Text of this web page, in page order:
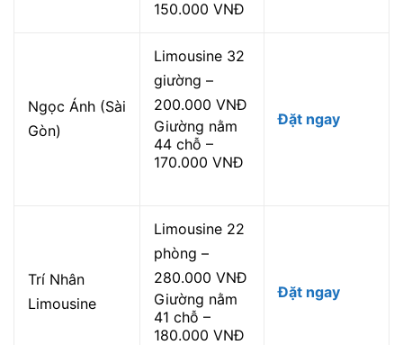
150.000 VNĐ
Ngọc Ánh (Sài
Gòn)
Limousine 32
giường –
200.000 VNĐ
Giường nằm
44 chỗ –
170.000 VNĐ
Đặt ngay
Trí Nhân
Limousine
Limousine 22
phòng –
280.000 VNĐ
Giường nằm
41 chỗ –
180.000 VNĐ
Đặt ngay